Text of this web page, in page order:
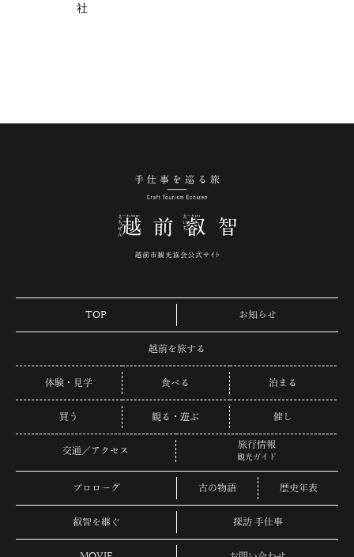
社
TOP お知らせ
越前を旅する
体験・見学 食べる 泊まる
買う 観る・遊ぶ 催し
交通／アクセス
旅行情報
観光ガイド
プロローグ 古の物語 歴史年表
叡智を継ぐ 探訪 手仕事